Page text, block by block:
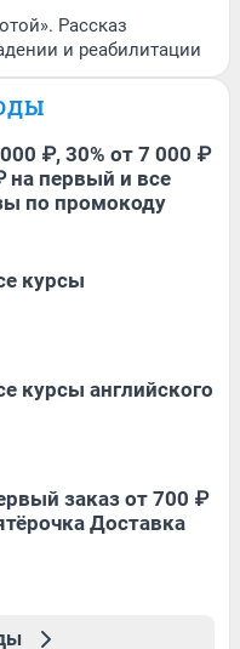
Рассказ
и реабилитации
₽, 30% от 7 000 ₽
на первый и все
по промокоду
курсы
курсы английского
заказ от 700 ₽
Доставка